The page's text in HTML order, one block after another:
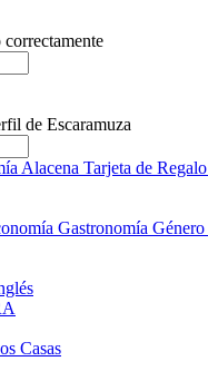
Alacena Tarjeta de Regalo
Gastronomía Género
Casas